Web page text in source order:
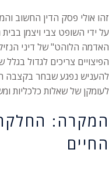
זהו אולי פסק הדין החשוב
על ידי השופט צבי ויצמן
האדמה הלוהט" של דיני
הפיצויים צריכים לגדול
להעניש נפגע שבחר בקצבה
לעומקן של שאלות כלכליות
המקרה:
החיים